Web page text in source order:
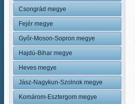
Csongrád megye
Fejér megye
Győr-Moson-Sopron megye
Hajdú-Bihar megye
Heves megye
Jász-Nagykun-Szolnok megye
Komárom-Esztergom megye